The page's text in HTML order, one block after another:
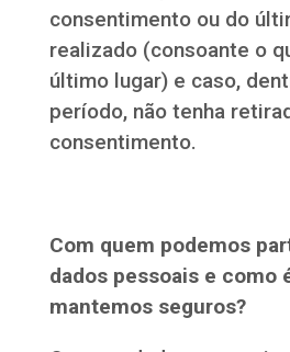
consentimento ou do
realizado (consoante o
último lugar) e caso,
período, não tenha
consentimento.
Com quem podemos
dados pessoais e como
mantemos seguros?